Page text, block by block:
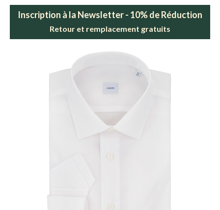
Inscription à la Newsletter - 10% de Réduction
Retour et remplacement gratuits